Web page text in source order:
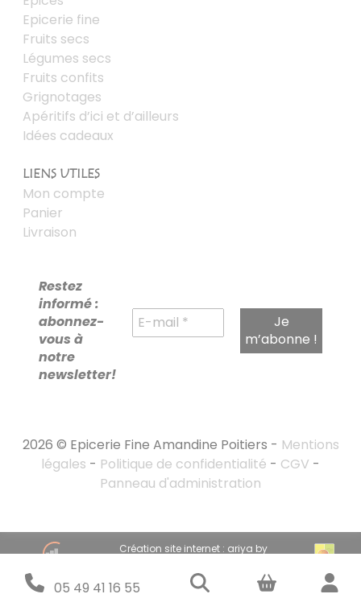
05 49 41 16 55
RECHERCHE
POUR :
Epicerie fine
Fruits secs
Légumes secs
Fruits confits
Grignotages
Apéritifs d’ici et d’ailleurs
Idées cadeaux
LIENS UTILES
Mon compte
Panier
Livraison
Restez
informé :
abonnez-
vous à
notre
newsletter!
2026 © Epicerie Fine Amandine Poitiers - Mentions
légales - Politique de confidentialité - CGV -
Panneau d'administration
Création site internet : ariya by
Stratégie marketing digital : emandarine